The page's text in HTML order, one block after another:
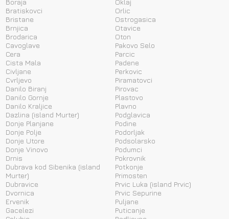
Boraja
Bratiskovci
Bristane
Brnjica
Brodarica
Cavoglave
Cera
Cista Mala
Civljane
Cvrljevo
Danilo Biranj
Danilo Gornje
Danilo Kraljice
Dazlina (island Murter)
Donje Planjane
Donje Polje
Donje Utore
Donje Vinovo
Drnis
Dubrava kod Sibenika (island
Murter)
Dubravice
Dvornica
Ervenik
Gacelezi
Oklaj
Orlic
Ostrogasica
Otavice
Oton
Pakovo Selo
Parcic
Padene
Perkovic
Piramatovci
Pirovac
Plastovo
Plavno
Podglavica
Podine
Podorljak
Podsolarsko
Podumci
Pokrovnik
Potkonje
Primosten
Prvic Luka (island Prvic)
Prvic Sepurine
Puljane
Puticanje